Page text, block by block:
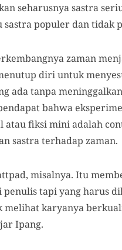
seharusnya sastra
sastra populer dan tidak
zaman
diri untuk
ada tanpa
bahwa
atau fiksi mini adalah
sastra terhadap zaman.
misalnya. Itu
penulis tapi yang harus
melihat karyanya
Ipang.